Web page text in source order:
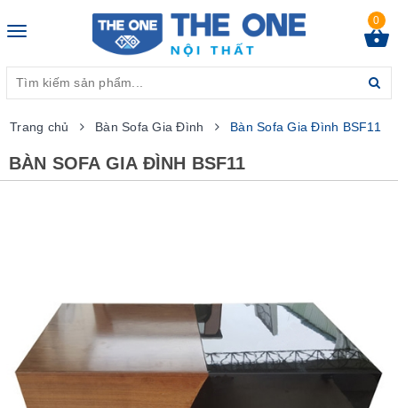
Toggle
0
Trang chủ Bàn Sofa Gia Đình Bàn Sofa Gia Đình BSF11
BÀN SOFA GIA ĐÌNH BSF11